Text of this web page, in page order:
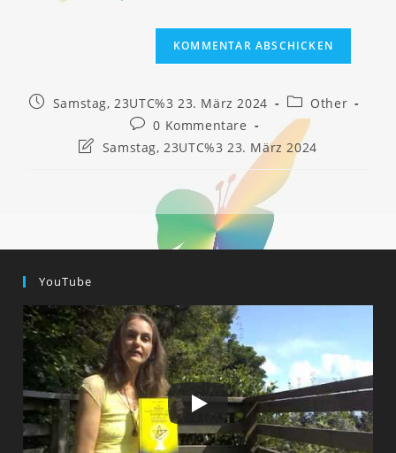
BeitragSamstag, 23UTC%3 23. März 2024
Beitrags-
Kategorie:
Other
Beitrags-
Kommentare:
0 Kommentare
BeitragSamstag, 23UTC%3 23. März 2024
YouTube